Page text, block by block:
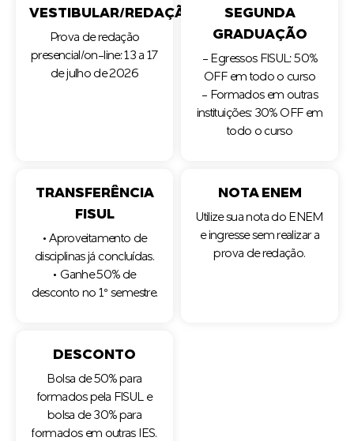
VESTIBULAR/REDAÇÃO
Prova de redação
presencial/on-line: 13 a 17
de julho de 2026
SEGUNDA
GRADUAÇÃO
- Egressos FISUL: 50%
OFF em todo o curso
- Formados em outras
instituições: 30% OFF em
todo o curso
TRANSFERÊNCIA
FISUL
• Aproveitamento de
disciplinas já concluídas.
• Ganhe 50% de
desconto no 1º semestre.
NOTA ENEM
Utilize sua nota do ENEM
e ingresse sem realizar a
prova de redação.
DESCONTO
Bolsa de 50% para
formados pela FISUL e
bolsa de 30% para
formados em outras IES.